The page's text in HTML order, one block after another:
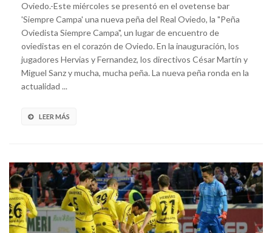
Oviedo.-Este miércoles se presentó en el ovetense bar
'Siempre Campa' una nueva peña del Real Oviedo, la "Peña
Oviedista Siempre Campa", un lugar de encuentro de
oviedistas en el corazón de Oviedo. En la inauguración, los
jugadores Hervias y Fernandez, los directivos César Martín y
Miguel Sanz y mucha, mucha peña. La nueva peña ronda en la
actualidad ...
LEER MÁS